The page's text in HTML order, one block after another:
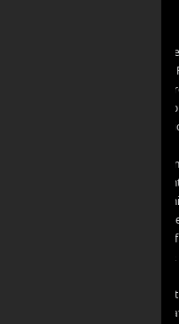
Jungle
40
Best
Inge